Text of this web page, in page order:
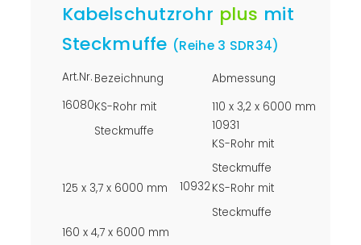
Kabelschutzrohr plus mit
Steckmuffe (Reihe 3 SDR34)
Art.Nr. Bezeichnung
Abmessung
16080KS-Rohr mit
Steckmuffe
110 x 3,2 x 6000 mm
10931
KS-Rohr mit
Steckmuffe
125 x 3,7 x 6000 mm
10932KS-Rohr mit
Steckmuffe
160 x 4,7 x 6000 mm